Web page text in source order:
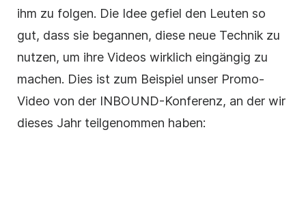
ihm zu folgen. Die Idee gefiel den Leuten so
gut, dass sie begannen, diese neue Technik zu
nutzen, um ihre Videos wirklich eingängig zu
machen. Dies ist zum Beispiel unser Promo-
Video von der INBOUND-Konferenz, an der wir
dieses Jahr teilgenommen haben: